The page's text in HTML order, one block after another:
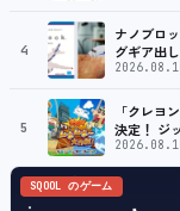
4
ナノブロ
グギア出
ANA
5
「クレヨ
決定！ ジ
スト！ド
SQOOL のゲーム